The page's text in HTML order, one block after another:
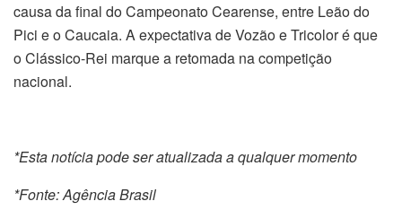
causa da final do Campeonato Cearense, entre Leão do
Pici e o Caucaia. A expectativa de Vozão e Tricolor é que
o Clássico-Rei marque a retomada na competição
nacional.
*Esta notícia pode ser atualizada a qualquer momento
*Fonte: Agência Brasil